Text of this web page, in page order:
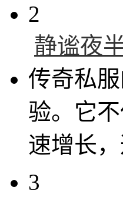
2
静谧夜
传奇私
验。它
速增长
3